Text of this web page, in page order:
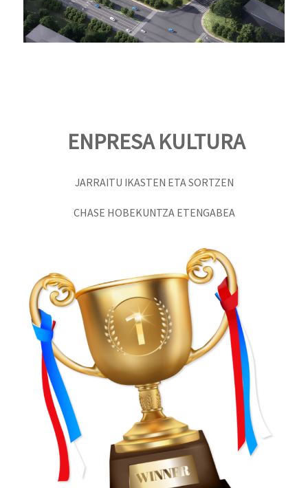
ENPRESA KULTURA
JARRAITU IKASTEN ETA SORTZEN
CHASE HOBEKUNTZA ETENGABEA